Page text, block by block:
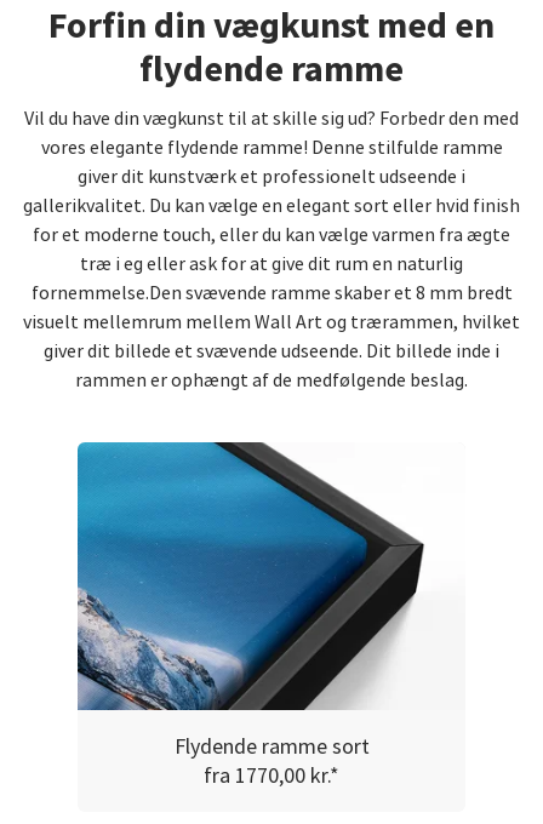
Forfin din vægkunst med en
flydende ramme
Vil du have din vægkunst til at skille sig ud? Forbedr den med
vores elegante flydende ramme! Denne stilfulde ramme
giver dit kunstværk et professionelt udseende i
gallerikvalitet. Du kan vælge en elegant sort eller hvid finish
for et moderne touch, eller du kan vælge varmen fra ægte
træ i eg eller ask for at give dit rum en naturlig
fornemmelse.Den svævende ramme skaber et 8 mm bredt
visuelt mellemrum mellem Wall Art og trærammen, hvilket
giver dit billede et svævende udseende. Dit billede inde i
rammen er ophængt af de medfølgende beslag.
Flydende ramme sort
fra 1770,00 kr.*